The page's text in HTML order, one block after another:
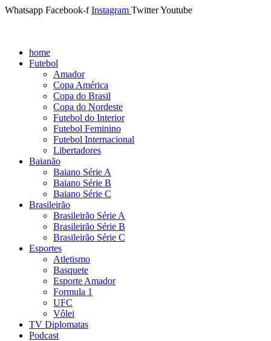
Whatsapp Facebook-f Instagram TwitterYoutube
home
Futebol
Amador
Copa América
Copa do Brasil
Copa do Nordeste
Futebol do Interior
Futebol Feminino
Futebol Internacional
Libertadores
Baianão
Baiano Série A
Baiano Série B
Baiano Série C
Brasileirão
Brasileirão Série A
Brasileirão Série B
Brasileirão Série C
Esportes
Atletismo
Basquete
Esporte Amador
Formula 1
UFC
Vôlei
TV Diplomatas
Podcast